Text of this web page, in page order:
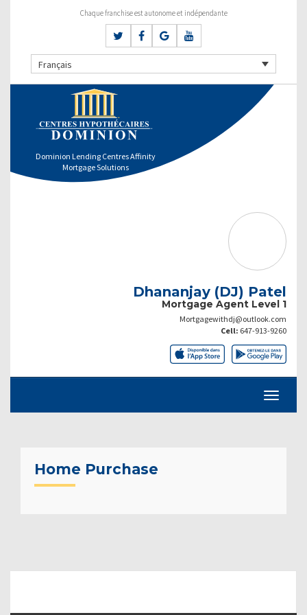
Chaque franchise est autonome et indépendante
Français
Dominion Lending Centres Affinity
Mortgage Solutions
Dhananjay (DJ) Patel
Mortgage Agent Level 1
Mortgagewithdj@outlook.com
Cell: 647-913-9260
Home Purchase